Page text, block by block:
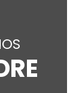
FAIRE GÉRER